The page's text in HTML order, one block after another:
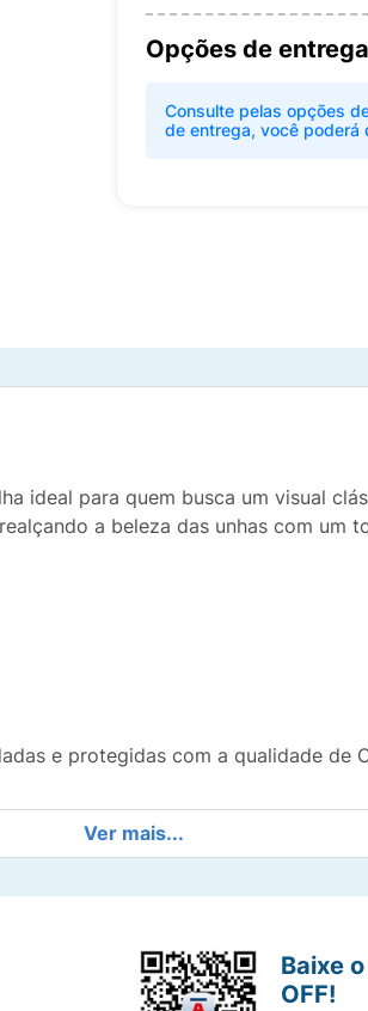
Opções de entrega
Consulte pelas opções
de entrega, você poderá
ideal para quem busca um visual
a beleza das unhas com um
e protegidas com a qualidade de
Ver mais...
Baixe
OFF!